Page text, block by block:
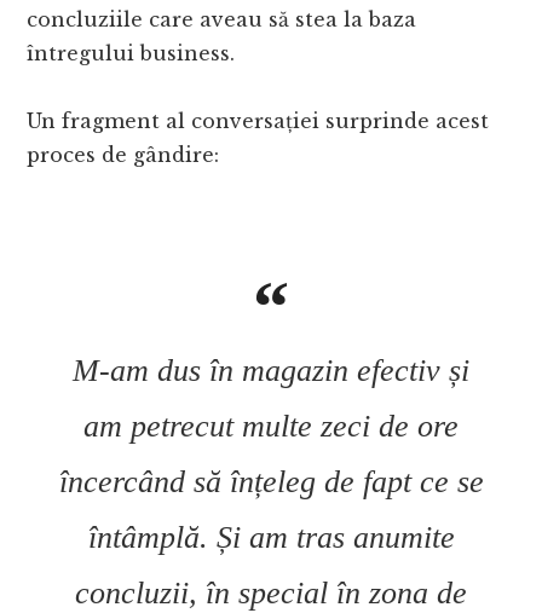
concluziile care aveau să stea la baza
întregului business.
Un fragment al conversației surprinde acest
proces de gândire:
M-am dus în magazin efectiv și
am petrecut multe zeci de ore
încercând să înțeleg de fapt ce se
întâmplă. Și am tras anumite
concluzii, în special în zona de